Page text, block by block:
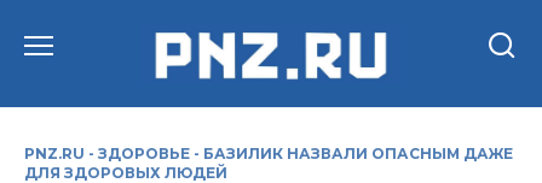
PNZ.RU - ЗДОРОВЬЕ - БАЗИЛИК НАЗВАЛИ ОПАСНЫМ ДАЖЕ
ДЛЯ ЗДОРОВЫХ ЛЮДЕЙ